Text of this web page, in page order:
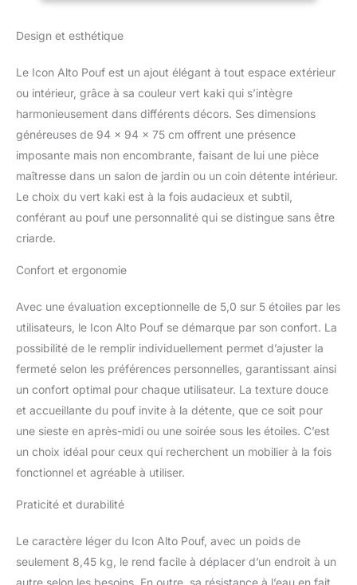
un design unique à
panneaux, pour un
confort élégant. En
produits remplis de billes,
les dimensions peuvent
varier. POUF AVEC
REMBOURRAGE INCLUS:
Fauteuil pouf et repose-
pieds avec rembourrage
nécessaire. Léger et
portable, cet ensemble
de fauteuils confortables
détendre. Bille
polystyrène remplissage
pouf. Ajoutez ou retirez
du rembourrage de billes
de polystyrène selon
MATÉRIAU DURABLE:
OKEO-TEX, un matériau
hydrofuge, résistant aux
UV et à la moisissure, qui
Design et esthétique
Le Icon Alto Pouf est un ajout élégant à tout espace extérieur
ou intérieur, grâce à sa couleur vert kaki qui s’intègre
harmonieusement dans différents décors. Ses dimensions
généreuses de 94 x 94 x 75 cm offrent une présence
imposante mais non encombrante, faisant de lui une pièce
maîtresse dans un salon de jardin ou un coin détente intérieur.
Le choix du vert kaki est à la fois audacieux et subtil,
conférant au pouf une personnalité qui se distingue sans être
criarde.
Confort et ergonomie
Avec une évaluation exceptionnelle de 5,0 sur 5 étoiles par les
utilisateurs, le Icon Alto Pouf se démarque par son confort. La
possibilité de le remplir individuellement permet d’ajuster la
fermeté selon les préférences personnelles, garantissant ainsi
un confort optimal pour chaque utilisateur. La texture douce
et accueillante du pouf invite à la détente, que ce soit pour
une sieste en après-midi ou une soirée sous les étoiles. C’est
un choix idéal pour ceux qui recherchent un mobilier à la fois
fonctionnel et agréable à utiliser.
Praticité et durabilité
Le caractère léger du Icon Alto Pouf, avec un poids de
seulement 8,45 kg, le rend facile à déplacer d’un endroit à un
autre selon les besoins. En outre, sa résistance à l’eau en fait